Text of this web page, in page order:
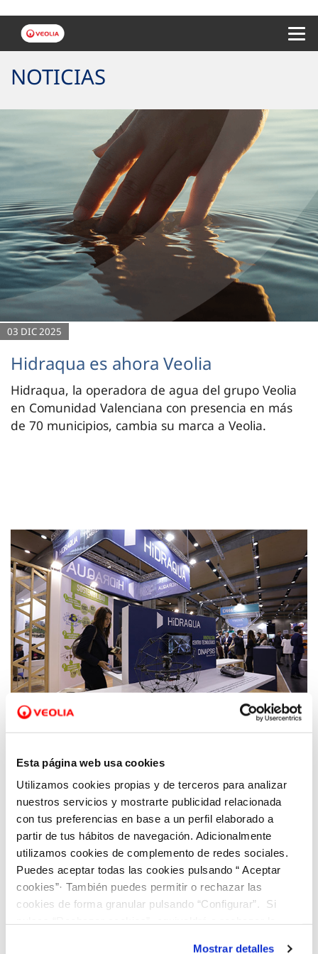
Esta página web usa cookies
Utilizamos cookies propias y de terceros para analizar
nuestros servicios y mostrarte publicidad relacionada
con tus preferencias en base a un perfil elaborado a
partir de tus hábitos de navegación. Adicionalmente
utilizamos cookies de complemento de redes sociales.
Puedes aceptar todas las cookies pulsando “ Aceptar
cookies”· También puedes permitir o rechazar las
cookies de forma granular pulsando “Configurar”. Si
Mostrar detalles
NOTICIAS
03 DIC 2025
Hidraqua es ahora Veolia
Hidraqua, la operadora de agua del grupo Veolia
en Comunidad Valenciana con presencia en más
de 70 municipios, cambia su marca a Veolia.
30 SEP 2019
con los ODS de la ONU en la feria
internacional para la gestión eficiente del
agua